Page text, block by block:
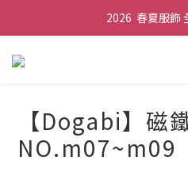
舒壓熱敷枕
2026  春夏服飾
舒壓熱敷枕
【Dogabi】磁
NO.m07~m09